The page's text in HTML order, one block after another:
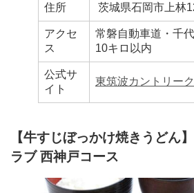
住所 茨城県石岡市上林
アクセ
ス
常磐自動車道・千
10キロ以内
公式サ
イト
東筑波カントリー
【牛すじぼっかけ焼きうどん
ラブ 西神戸コース